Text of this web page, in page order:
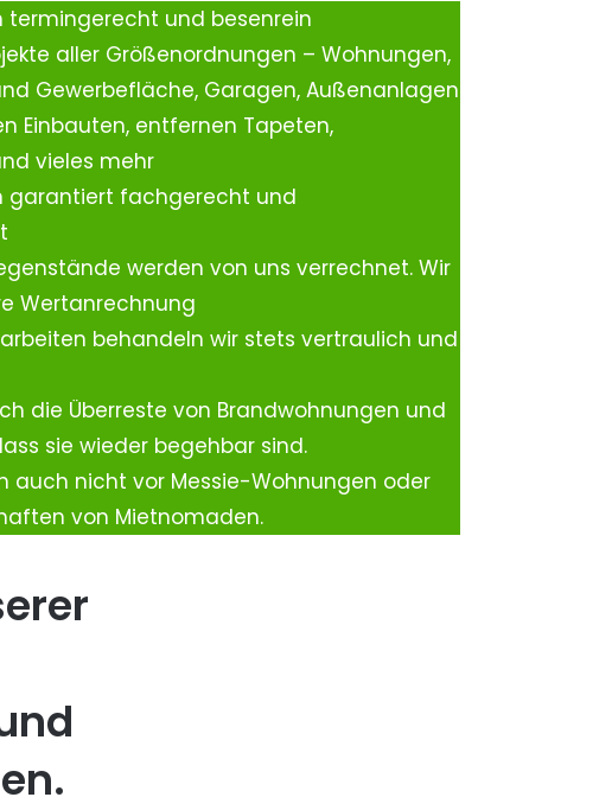
termingerecht und besenrein
aller Größenordnungen – Wohnungen,
Gewerbefläche, Garagen, Außenanlagen
Einbauten, entfernen Tapeten,
vieles mehr
garantiert fachgerecht und
werden von uns verrechnet. Wir
Wertanrechnung
behandeln wir stets vertraulich und
die Überreste von Brandwohnungen und
sie wieder begehbar sind.
auch nicht vor Messie-Wohnungen oder
von Mietnomaden.